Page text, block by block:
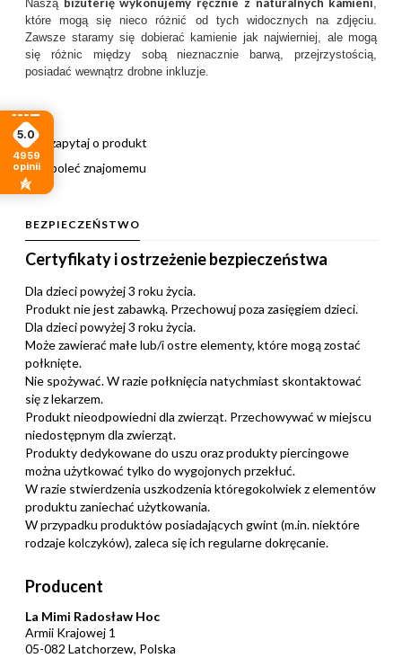
Naszą biżuterię wykonujemy ręcznie z naturalnych kamieni,
które mogą się nieco różnić od tych widocznych na zdjęciu.
Zawsze staramy się dobierać kamienie jak najwierniej, ale mogą
się różnic między sobą nieznacznie barwą, przejrzystością,
posiadać wewnątrz drobne inkluzje.
zapytaj o produkt
poleć znajomemu
BEZPIECZEŃSTWO
Certyfikaty i ostrzeżenie bezpieczeństwa
Dla dzieci powyżej 3 roku życia.
Produkt nie jest zabawką. Przechowuj poza zasięgiem dzieci.
Dla dzieci powyżej 3 roku życia.
Może zawierać małe lub/i ostre elementy, które mogą zostać
połknięte.
Nie spożywać. W razie połknięcia natychmiast skontaktować
się z lekarzem.
Produkt nieodpowiedni dla zwierząt. Przechowywać w miejscu
niedostępnym dla zwierząt.
Produkty dedykowane do uszu oraz produkty piercingowe
można użytkować tylko do wygojonych przekłuć.
W razie stwierdzenia uszkodzenia któregokolwiek z elementów
produktu zaniechać użytkowania.
W przypadku produktów posiadających gwint (m.in. niektóre
rodzaje kolczyków), zaleca się ich regularne dokręcanie.
Producent
La Mimi Radosław Hoc
Armii Krajowej 1
05-082 Latchorzew, Polska
5.0
4959
opinii